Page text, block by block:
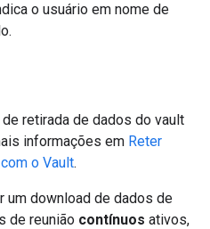
o usuário em nome de
retirada de dados do vault
informações em Reter
o Vault.
um download de dados de
de reunião contínuos ativos,